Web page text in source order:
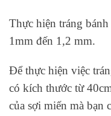
Thực hiện tráng
1mm đến 1,2 mm.
Để thực hiện việc
có kích thước từ
của sợi miến mà bạn